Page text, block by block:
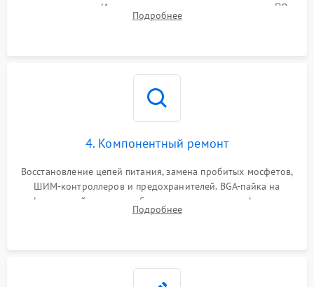
инициализации. Использование специализированного ПО
MATS
Подробнее
4. Компонентный ремонт
Восстановление цепей питания, замена пробитых мосфетов,
ШИМ-контроллеров и предохранителей. BGA-пайка на
инфракрасной станции реболлинг или замена графического
чипа и дефектной памяти GDDR. Прошивка BIOS
Подробнее